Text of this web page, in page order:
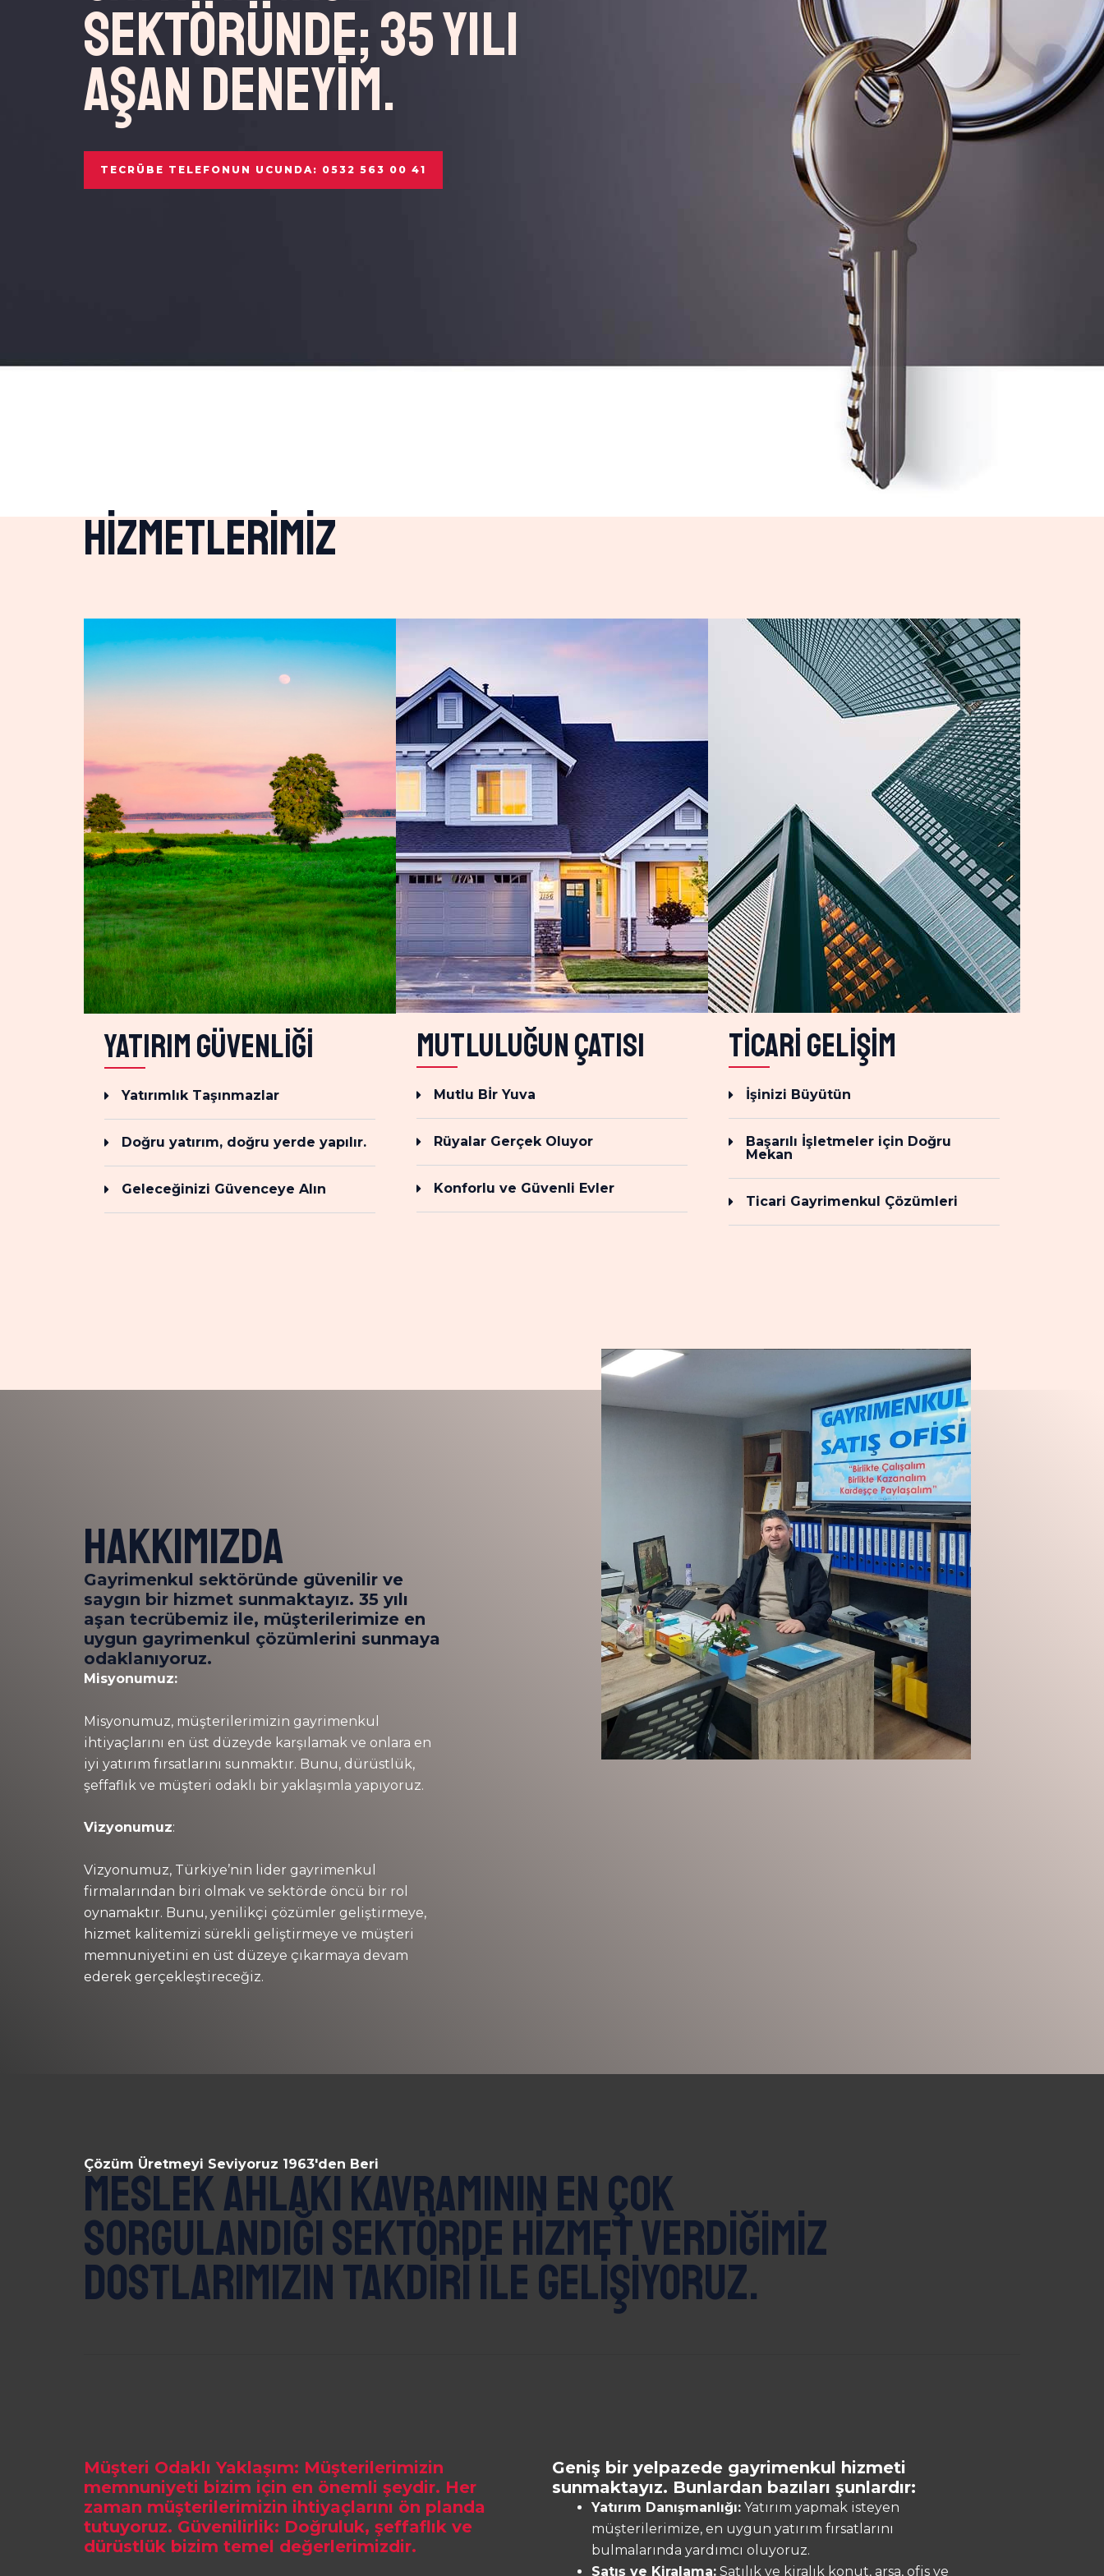
Sektöründe; 35 yılı
aşan deneyim.
TECRÜBE TELEFONUN UCUNDA: 0532 563 00 41
Hizmetlerimiz
Yatırım Güvenliği
Yatırımlık Taşınmazlar
Doğru yatırım, doğru yerde yapılır.
Geleceğinizi Güvenceye Alın
Mutluluğun çatısı
Mutlu Bİr Yuva
Rüyalar Gerçek Oluyor
Konforlu ve Güvenli Evler
Ticari gelişim
İşinizi Büyütün
Başarılı İşletmeler için Doğru
Mekan
Ticari Gayrimenkul Çözümleri
HAKKIMIZDA
Gayrimenkul sektöründe güvenilir ve
saygın bir hizmet sunmaktayız. 35 yılı
aşan tecrübemiz ile, müşterilerimize en
uygun gayrimenkul çözümlerini sunmaya
odaklanıyoruz.
Misyonumuz:
Misyonumuz, müşterilerimizin gayrimenkul
ihtiyaçlarını en üst düzeyde karşılamak ve onlara en
iyi yatırım fırsatlarını sunmaktır. Bunu, dürüstlük,
şeffaflık ve müşteri odaklı bir yaklaşımla yapıyoruz.
Vizyonumuz:
Vizyonumuz, Türkiye’nin lider gayrimenkul
firmalarından biri olmak ve sektörde öncü bir rol
oynamaktır. Bunu, yenilikçi çözümler geliştirmeye,
hizmet kalitemizi sürekli geliştirmeye ve müşteri
memnuniyetini en üst düzeye çıkarmaya devam
ederek gerçekleştireceğiz.
Çözüm Üretmeyi Seviyoruz 1963'den Beri
Meslek Ahlakı kavramının en çok
sorgulandığı sektörde hizmet verdiğimiz
dostlarımızın takdiri ile gelişiyoruz.
Müşteri Odaklı Yaklaşım: Müşterilerimizin
memnuniyeti bizim için en önemli şeydir. Her
zaman müşterilerimizin ihtiyaçlarını ön planda
tutuyoruz. Güvenilirlik: Doğruluk, şeffaflık ve
dürüstlük bizim temel değerlerimizdir.
Geniş bir yelpazede gayrimenkul hizmeti
sunmaktayız. Bunlardan bazıları şunlardır:
Yatırım Danışmanlığı: Yatırım yapmak isteyen
müşterilerimize, en uygun yatırım fırsatlarını
bulmalarında yardımcı oluyoruz.
Satış ve Kiralama: Satılık ve kiralık konut, arsa, ofis ve